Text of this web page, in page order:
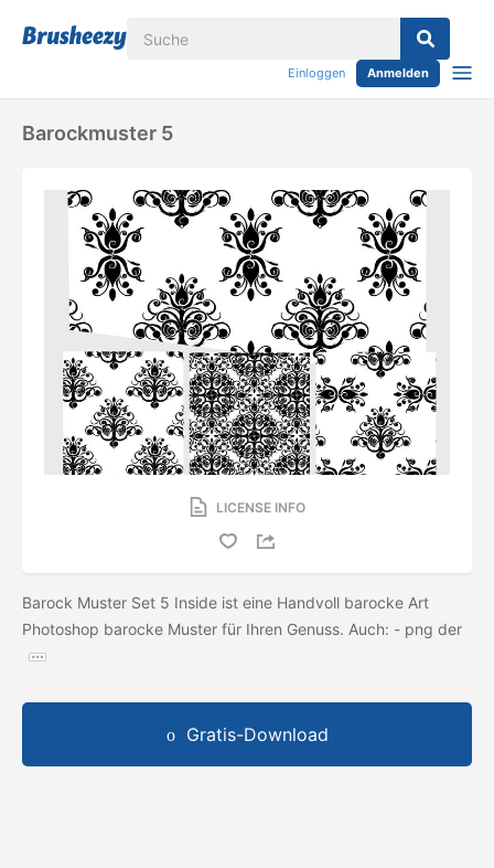
Einloggen Anmelden
Barockmuster 5
LICENSE INFO
Barock Muster Set 5 Inside ist eine Handvoll barocke Art
Photoshop barocke Muster für Ihren Genuss. Auch: - png der
Gratis-Download